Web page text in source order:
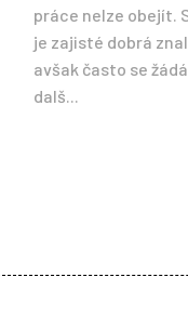
práce nelze obejít.
je zajisté dobrá
avšak často se
dalš...